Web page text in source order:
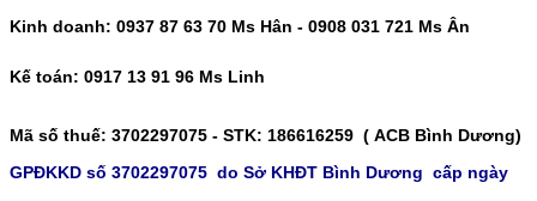
Kinh doanh: 0937 87 63 70 Ms Hân - 0908 031 721 Ms Ân
Kế toán: 0917 13 91 96 Ms Linh
Mã số thuế: 3702297075 - STK: 186616259 ( ACB Bình Dương)
GPĐKKD số 3702297075 do Sở KHĐT Bình Dương cấp ngày